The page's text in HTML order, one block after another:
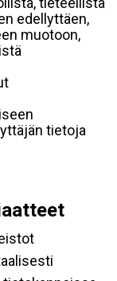
edellyttäen,
muotoon,
tietoja